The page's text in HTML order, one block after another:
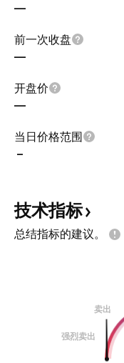
—
前一次收盘
—
开盘价
—
当日价格范围
–
技术指标
总结指标的建议。
卖出
强烈卖出